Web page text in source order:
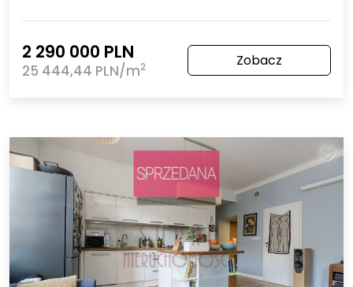
2 290 000 PLN
25 444,44 PLN/m2 Zobacz